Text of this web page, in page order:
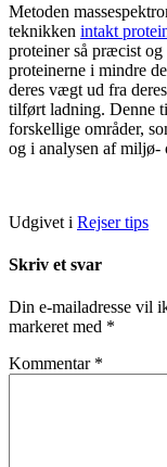
Metoden
teknikken intakt
proteiner så præcist
proteinerne i mindre
deres vægt ud fra
tilført ladning. Denne
forskellige områder,
og i analysen af miljø-
Udgivet i Rejser tips
Skriv et svar
Din e-mailadresse vil
markeret med *
Kommentar *